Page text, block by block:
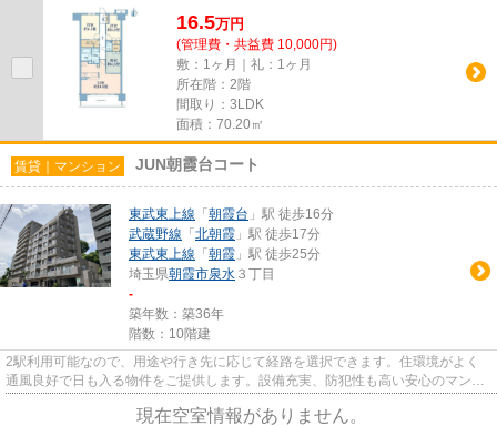
16.5万円
(管理費・共益費 10,000円)
敷：1ヶ月｜礼：1ヶ月
所在階：2階
間取り：3LDK
面積：70.20㎡
賃貸｜マンション JUN朝霞台コート
東武東上線 「 朝霞台 」駅 徒歩16分
武蔵野線 「 北朝霞 」駅 徒歩17分
東武東上線 「 朝霞 」駅 徒歩25分
埼玉県朝霞市泉水 ３丁目
-
築年数：築36年
階数：10階建
2駅利用可能なので、用途や行き先に応じて経路を選択できます。住環境がよく
通風良好で日も入る物件をご提供します。設備充実、防犯性も高い安心のマンシ
現在空室情報がありません。